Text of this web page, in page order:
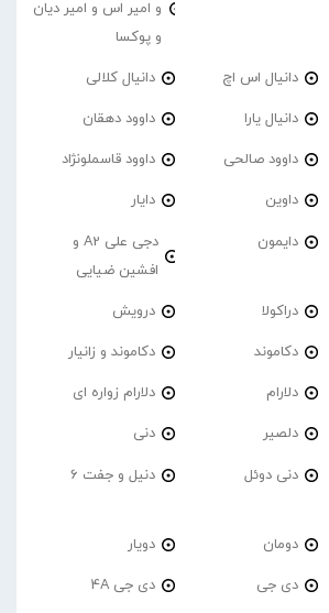
و امیر اس و امیر دیان
و پوکسا
دانیال اس اچ دانیال کلالی
دانیال یارا داوود دهقان
داوود صالحی داوود قاسملونژاد
داوین دایار
دایمون
دجی علی A2 و
افشین ضیایی
دراکولا درویش
دکاموند دکاموند و زانیار
دلارام دلارام زواره ای
دلصیر دنی
دنی دوئل دنیل و جفت 6
دومان دویار
دی جی دی جی 4A